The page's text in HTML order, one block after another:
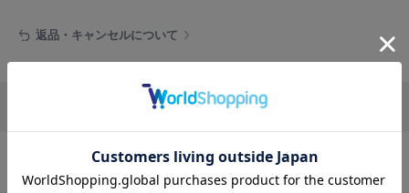
ETRÉ TOKYO
フィラ
返品・キャンセルについて
リポストする LINEで送る
パンツの人気ランキング